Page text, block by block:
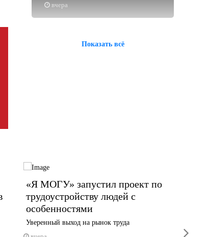
вчера
Показать всё
«Я МОГУ» запустил проект по
трудоустройству людей с
особенностями
Уверенный выход на рынок труда